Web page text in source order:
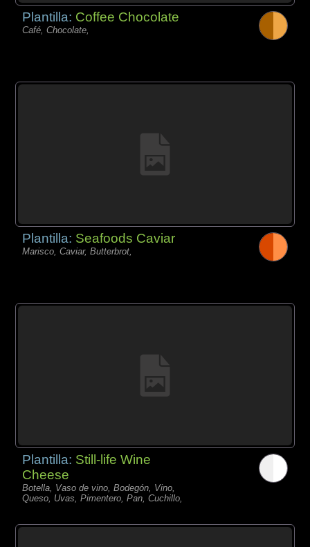
Plantilla: Coffee Chocolate
Café, Chocolate,
Plantilla: Seafoods Caviar
Marisco, Caviar, Butterbrot,
Plantilla: Still-life Wine
Cheese
Botella, Vaso de vino, Bodegón, Vino,
Queso, Uvas, Pimentero, Pan, Cuchillo,